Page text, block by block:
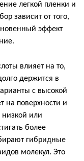
легкой пленки и
зависит от того,
эффект
влияет на то,
держится в
с высокой
на поверхности и
низкой или
более
гибридные
молекул. Это